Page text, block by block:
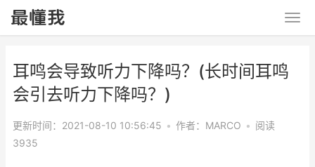
耳鸣会导致听力下降吗？(长时间耳鸣
会引去听力下降吗？)
更新时间：2021-08-10 10:56:45 • 作者：MARCO • 阅读
3935